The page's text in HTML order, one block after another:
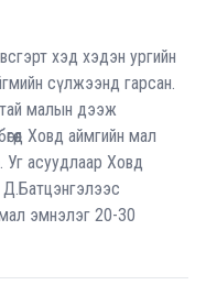
хэд хэдэн ургийн
сүлжээнд гарсан.
малын дээж
Ховд аймгийн мал
Уг асуудлаар Ховд
эмнэлэг 20-30